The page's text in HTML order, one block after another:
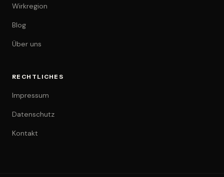
Wirkregion
Blog
Über uns
RECHTLICHES
Impressum
Datenschutz
Kontakt